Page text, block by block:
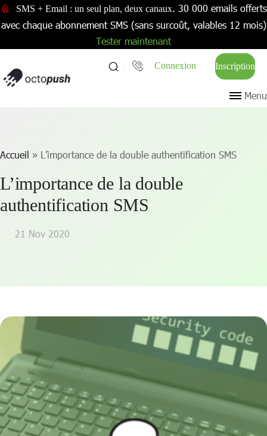
SMS + Email : un seul plan, deux canaux. 30 000 emails offerts
avec chaque abonnement SMS (sans surcoût, valables 12 mois)
Tester maintenant
Connexion Inscription
Menu
Accueil » L’importance de la double authentification SMS
L’importance de la double
authentification SMS
21 Nov 2020